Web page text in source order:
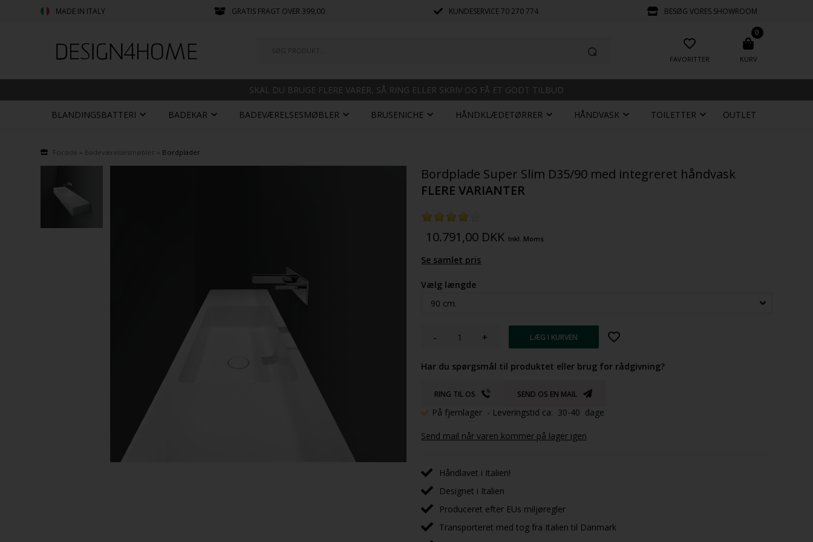
MADE IN ITALY GRATIS FRAGT OVER 399,00 KUNDESERVICE70 270 774 BESØG VORES SHOWROOM
FAVORITTER
0
KURV
SKAL DU BRUGE FLERE VARER, SÅ RING ELLER SKRIV OG FÅ ET GODT TILBUD
BLANDINGSBATTERI BADEKAR BADEVÆRELSESMØBLER BRUSENICHE HÅNDKLÆDETØRRER HÅNDVASK TOILETTER OUTLET
Forside Badeværelsesmøbler Bordplader
Bordplade Super Slim D35/90 med integreret håndvask
FLERE VARIANTER
10.791,00 DKK Inkl. Moms
Se samlet pris
Vælg længde
- +
Har du spørgsmål til produktet eller brug for rådgivning?
RING TIL OS SEND OS EN MAIL
På fjernlager - Leveringstid ca: 30-40 dage
Send mail når varen kommer på lager igen
Håndlavet i Italien!
Designet i Italien
Produceret efter EUs miljøregler
Transporteret med tog fra Italien til Danmark